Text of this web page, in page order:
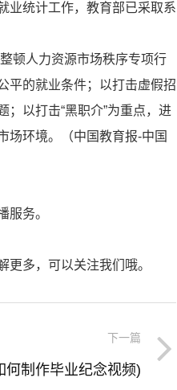
业统计工作，教育部已采取系
顿人力资源市场秩序专项行
平的就业条件；以打击虚假招
以打击“黑职介”为重点，进
场环境。（中国教育报-中国
服务。
多，可以关注我们哦。
下一篇
何制作毕业纪念视频)